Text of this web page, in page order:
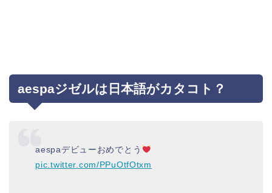
aespaジゼルは日本語がカタコト？
aespaデビューおめでとう
pic.twitter.com/PPuOtfOtxm